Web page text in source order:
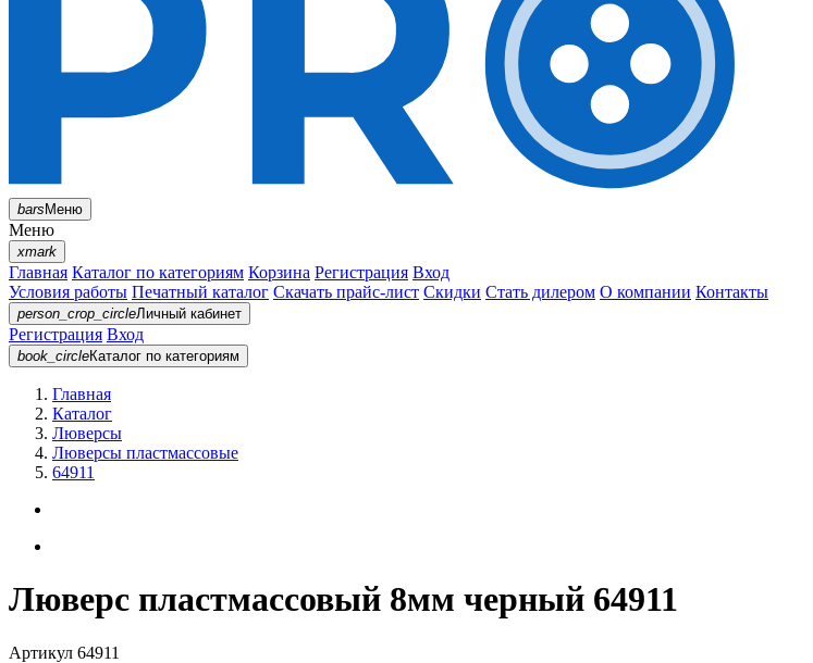
barsМеню
Меню
xmark
Главная Каталог по категориям Корзина Регистрация Вход
Условия работы Печатный каталог Скачать прайс-лист Скидки Стать дилером О компании Контакты
person_crop_circleЛичный кабинет
Регистрация Вход
book_circleКаталог по категориям
Главная
Каталог
Люверсы
Люверсы пластмассовые
64911
Люверс пластмассовый 8мм черный 64911
Артикул 64911